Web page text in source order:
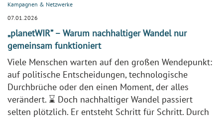
Kampagnen & Netzwerke
07.01.2026
„planetWIR” – Warum nachhaltiger Wandel nur
gemeinsam funktioniert
Viele Menschen warten auf den großen Wendepunkt:
auf politische Entscheidungen, technologische
Durchbrüche oder den einen Moment, der alles
verändert. ⌛ Doch nachhaltiger Wandel passiert
selten plötzlich. Er entsteht Schritt für Schritt. Durch